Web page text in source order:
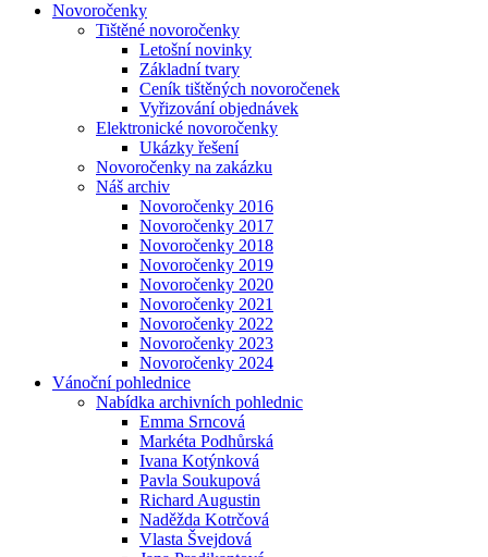
Novoročenky
Tištěné novoročenky
Letošní novinky
Základní tvary
Ceník tištěných novoročenek
Vyřizování objednávek
Elektronické novoročenky
Ukázky řešení
Novoročenky na zakázku
Náš archiv
Novoročenky 2016
Novoročenky 2017
Novoročenky 2018
Novoročenky 2019
Novoročenky 2020
Novoročenky 2021
Novoročenky 2022
Novoročenky 2023
Novoročenky 2024
Vánoční pohlednice
Nabídka archivních pohlednic
Emma Srncová
Markéta Podhůrská
Ivana Kotýnková
Pavla Soukupová
Richard Augustin
Naděžda Kotrčová
Vlasta Švejdová